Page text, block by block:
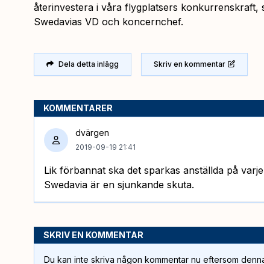
återinvestera i våra flygplatsers konkurrenskraft,
Swedavias VD och koncernchef.
Dela detta inlägg Skriv en kommentar
KOMMENTARER
dvärgen
2019-09-19 21:41
Lik förbannat ska det sparkas anställda på
Swedavia är en sjunkande skuta.
SKRIV EN KOMMENTAR
Du kan inte skriva någon kommentar nu eftersom